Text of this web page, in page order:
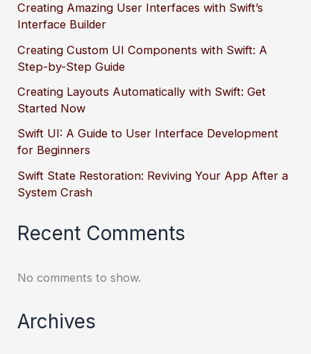
Creating Amazing User Interfaces with Swift’s
Interface Builder
Creating Custom UI Components with Swift: A
Step-by-Step Guide
Creating Layouts Automatically with Swift: Get
Started Now
Swift UI: A Guide to User Interface Development
for Beginners
Swift State Restoration: Reviving Your App After a
System Crash
Recent Comments
No comments to show.
Archives